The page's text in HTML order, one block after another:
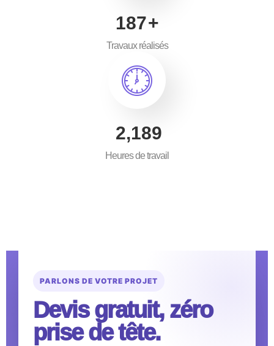
297+
Travaux réalisés
3,465
Heures de travail
PARLONS DE VOTRE PROJET
Devis gratuit, zéro
prise de tête.